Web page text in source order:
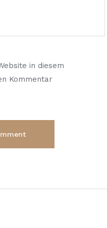
in diesem
Kommentar